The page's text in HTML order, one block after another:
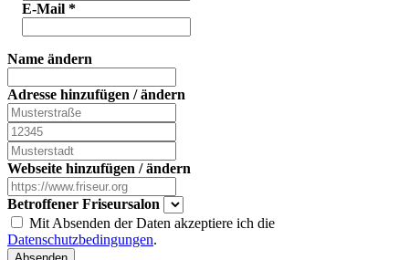
E-Mail *
Name ändern
Adresse hinzufügen / ändern
Webseite hinzufügen / ändern
Betroffener Friseursalon
Mit Absenden der Daten akzeptiere ich die
Datenschutzbedingungen.